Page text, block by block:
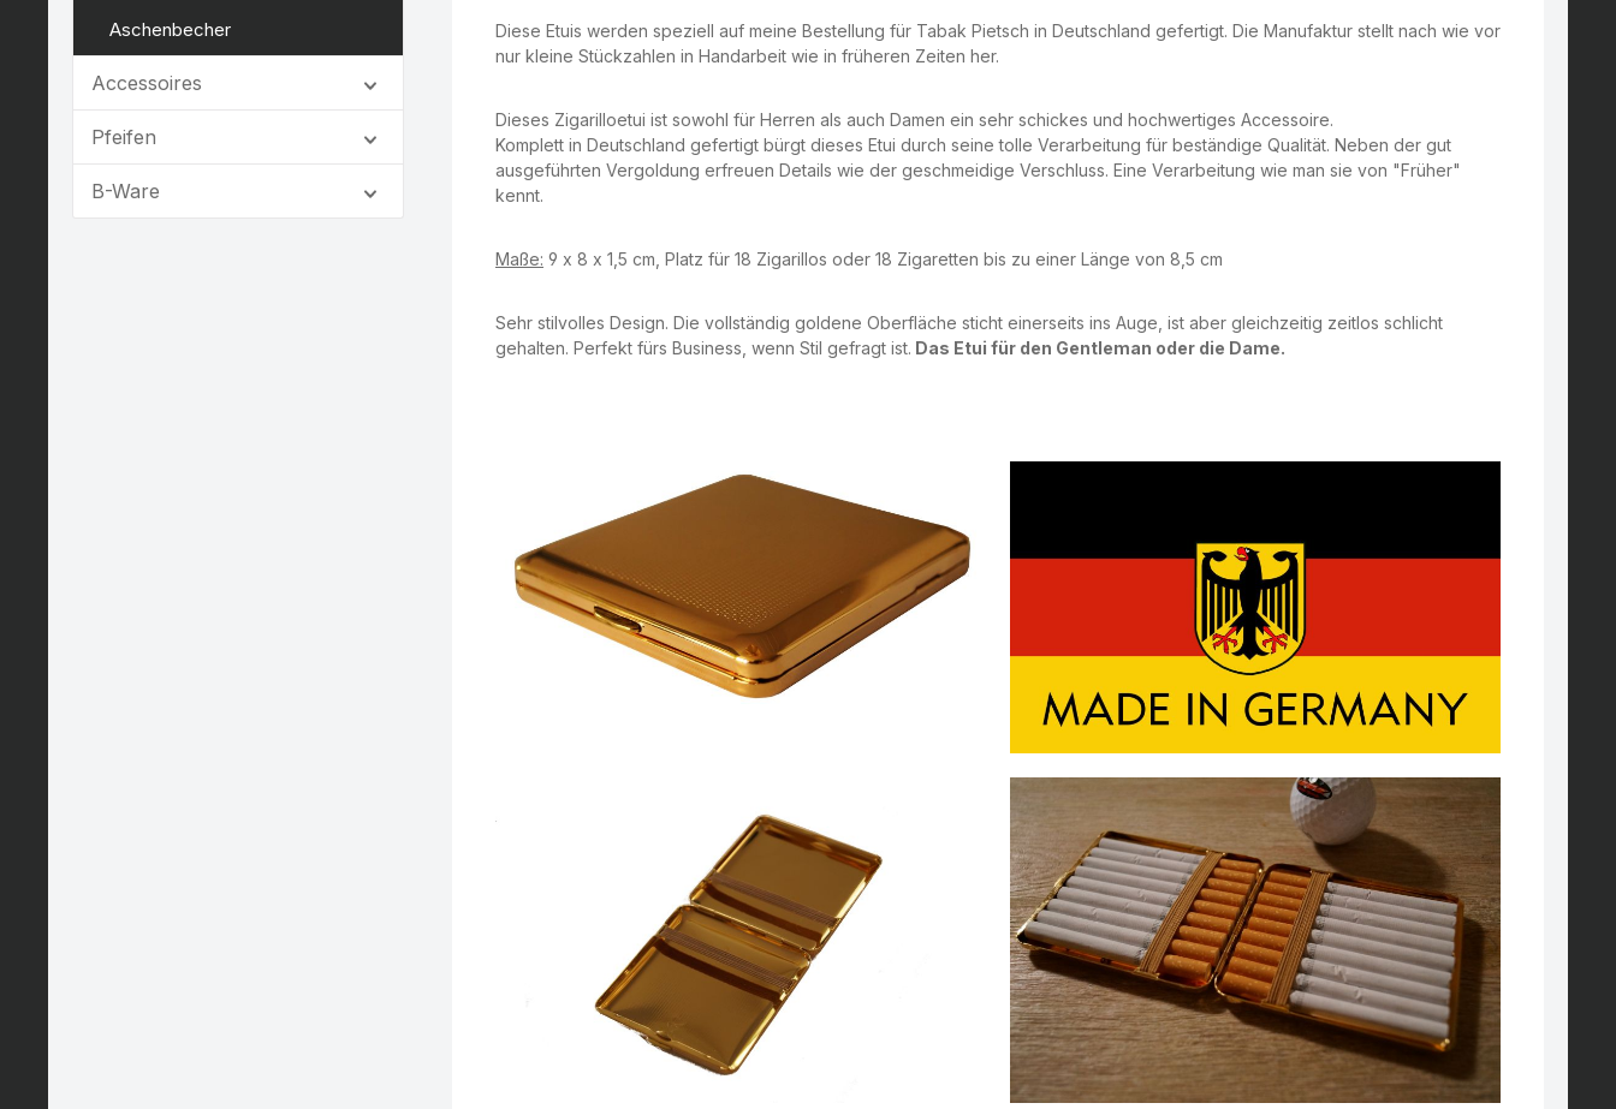
Aschenbecher
Accessoires
Pfeifen
B-Ware
Diese Etuis werden speziell auf meine Bestellung für Tabak Pietsch in Deutschland gefertigt. Die Manufaktur stellt nach wie vor
nur kleine Stückzahlen in Handarbeit wie in früheren Zeiten her.
Dieses Zigarilloetui ist sowohl für Herren als auch Damen ein sehr schickes und hochwertiges Accessoire.
Komplett in Deutschland gefertigt bürgt dieses Etui durch seine tolle Verarbeitung für beständige Qualität. Neben der gut
ausgeführten Vergoldung erfreuen Details wie der geschmeidige Verschluss. Eine Verarbeitung wie man sie von "Früher"
kennt.
Maße: 9 x 8 x 1,5 cm, Platz für 18 Zigarillos oder 18 Zigaretten bis zu einer Länge von 8,5 cm
Sehr stilvolles Design. Die vollständig goldene Oberfläche sticht einerseits ins Auge, ist aber gleichzeitig zeitlos schlicht
gehalten. Perfekt fürs Business, wenn Stil gefragt ist. Das Etui für den Gentleman oder die Dame.